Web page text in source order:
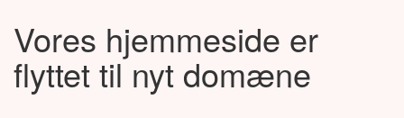
Vores hjemmeside er
flyttet til nyt domæne